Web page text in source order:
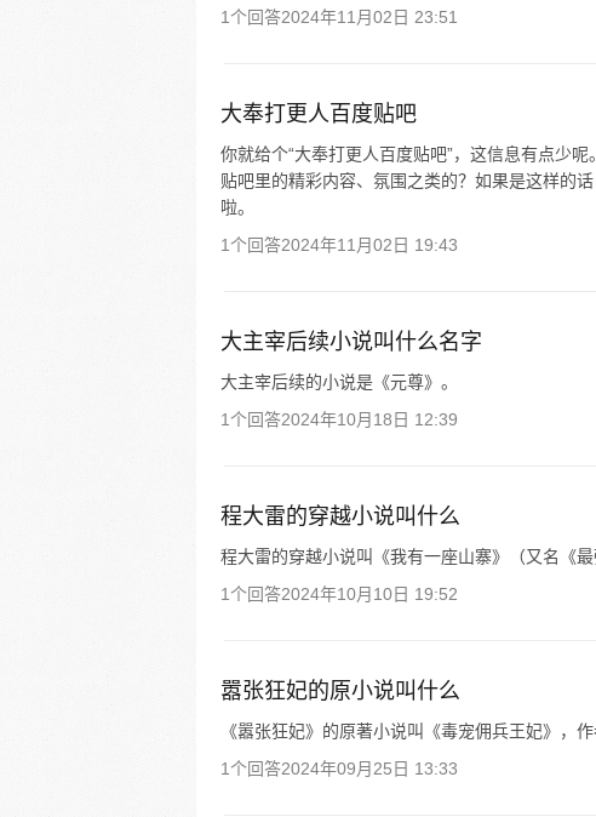
1个回答2024年11月02日 23:51
大奉打更人百度贴吧
你就给个“大奉打更人百度贴吧”，这信息有点少
贴吧里的精彩内容、氛围之类的？如果是这样的
啦。
1个回答2024年11月02日 19:43
大主宰后续小说叫什么名字
大主宰后续的小说是《元尊》。
1个回答2024年10月18日 12:39
程大雷的穿越小说叫什么
程大雷的穿越小说叫《我有一座山寨》（又名《最
1个回答2024年10月10日 19:52
嚣张狂妃的原小说叫什么
《嚣张狂妃》的原著小说叫《毒宠佣兵王妃》，作
1个回答2024年09月25日 13:33